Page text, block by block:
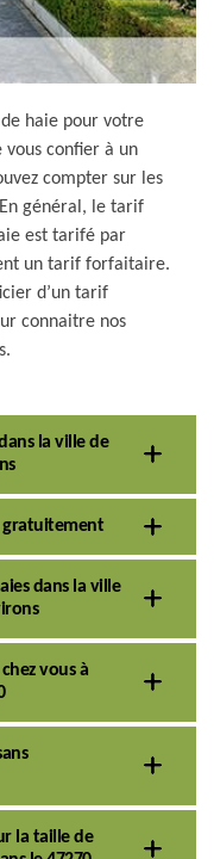
haie pour votre
vous confier à un
compter sur les
général, le tarif
est tarifé par
un tarif forfaitaire.
d’un tarif
connaitre nos
la ville de
gratuitement
dans la ville
vous à
la taille de